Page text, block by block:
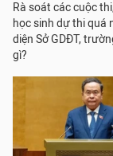
Rà soát các cuộc
học sinh dự thi quá
diện Sở GDĐT,
gì?